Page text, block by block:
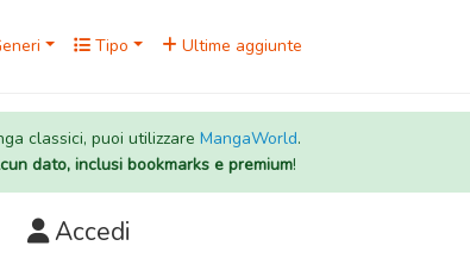
Tipo Ultime aggiunte
classici, puoi utilizzare MangaWorld.
dato, inclusi bookmarks e premium!
Accedi